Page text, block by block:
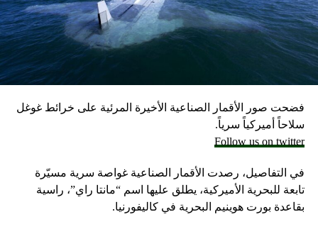
احتياطيا في حال نشوب حرب محتملة مع لبنان، وفق ما أكد
مسؤولون إسرائيليون حاليون وسابقون.
وكانت وزارة الخارجية أرجأت في مايو، فقط تسليم قنابل زنة
2000 رطل و500 رطل إلى إسرائيل بسبب مخاوف بشأن سقوط
ضحايا من المدنيين في مدينة رفح.
إلا أن نتنياهو خرج الأسبوع المضي بتصريحات نارية، ومفاجئة
حول مماطلة أميركا في تسليم تل أبيب أسلحة
ما أثار حفيظة البيت الأبيض الذي وصف تلك التصريحات بالمخيبة
للآمال.
فضحت صور الأقمار الصناعية الأخيرة المرئية على خرائط غوغل
سلاحاً أميركياً سرياً.
Follow us on twitter
في التفاصيل، رصدت الأقمار الصناعية غواصة سرية مسيّرة
تابعة للبحرية الأميركية، يطلق عليها اسم “مانتا راي”، راسية
بقاعدة بورت هوينيم البحرية في كاليفورنيا.